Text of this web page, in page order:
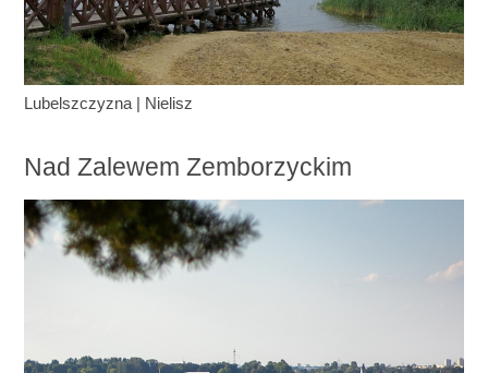
Lubelszczyzna | Nielisz
Nad Zalewem Zemborzyckim